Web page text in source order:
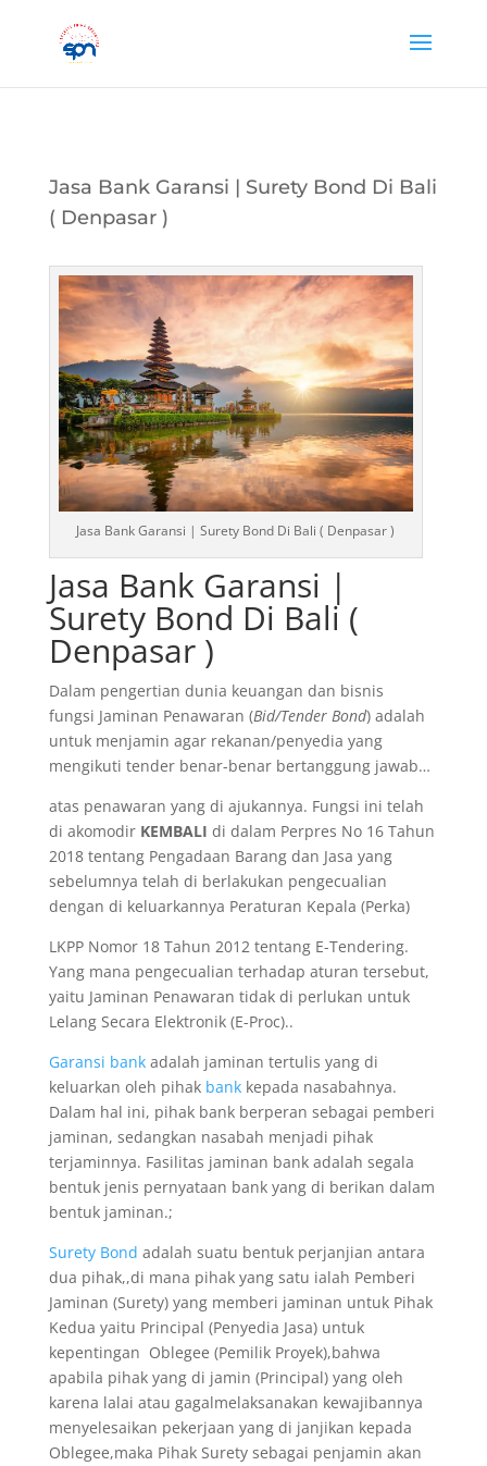
Jasa Bank Garansi | Surety Bond Di Bali
( Denpasar )
Jasa Bank Garansi | Surety Bond Di Bali ( Denpasar )
Jasa Bank Garansi |
Surety Bond Di Bali (
Denpasar )
Dalam pengertian dunia keuangan dan bisnis
fungsi Jaminan Penawaran (Bid/Tender Bond) adalah
untuk menjamin agar rekanan/penyedia yang
mengikuti tender benar-benar bertanggung jawab…
atas penawaran yang di ajukannya. Fungsi ini telah
di akomodir KEMBALI di dalam Perpres No 16 Tahun
2018 tentang Pengadaan Barang dan Jasa yang
sebelumnya telah di berlakukan pengecualian
dengan di keluarkannya Peraturan Kepala (Perka)
LKPP Nomor 18 Tahun 2012 tentang E-Tendering.
Yang mana pengecualian terhadap aturan tersebut,
yaitu Jaminan Penawaran tidak di perlukan untuk
Lelang Secara Elektronik (E-Proc)..
Garansi bankadalah jaminan tertulis yang di
keluarkan oleh pihak bankkepada nasabahnya.
Dalam hal ini, pihak bank berperan sebagai pemberi
jaminan, sedangkan nasabah menjadi pihak
terjaminnya. Fasilitas jaminan bank adalah segala
bentuk jenis pernyataan bank yang di berikan dalam
bentuk jaminan.;
Surety Bond adalah suatu bentuk perjanjian antara
dua pihak,,di mana pihak yang satu ialah Pemberi
Jaminan (Surety) yang memberi jaminan untuk Pihak
Kedua yaitu Principal (Penyedia Jasa) untuk
kepentingan Oblegee (Pemilik Proyek),bahwa
apabila pihak yang di jamin (Principal) yang oleh
karena lalai atau gagalmelaksanakan kewajibannya
menyelesaikan pekerjaan yang di janjikan kepada
Oblegee,maka Pihak Surety sebagai penjamin akan